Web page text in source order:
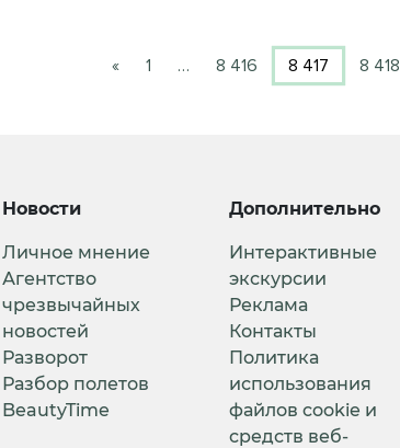
« 1 … 8 416 8 417 8 418
Новости
Личное мнение
Агентство
чрезвычайных
новостей
Разворот
Разбор полетов
BeautyTime
Дополнительно
Интерактивные
экскурсии
Реклама
Контакты
Политика
использования
файлов cookie и
средств веб-